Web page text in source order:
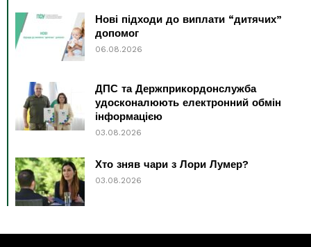
Нові підходи до виплати “дитячих”
допомог
06.08.2026
ДПС та Держприкордонслужба
удосконалюють електронний обмін
інформацією
03.08.2026
Хто зняв чари з Лори Лумер?
03.08.2026